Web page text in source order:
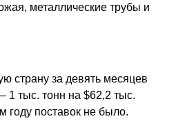
металлические трубы и
страну за девять месяцев
1 тыс. тонн на $62,2 тыс.
году поставок не было.